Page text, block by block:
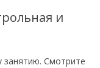
и
занятию. Смотрите